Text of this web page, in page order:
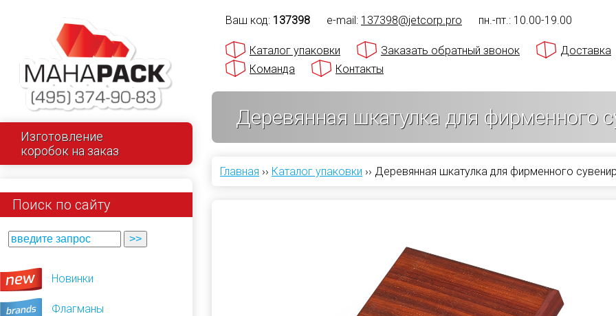
Изготовление
коробок на заказ
Поиск по сайту
Новинки
Флагманы
Ваш код: 137398 e-mail: 137398@jetcorp.pro пн.-пт.: 10.00-19.00
Каталог упаковки Заказать обратный звонок
Доставка
Команда
Контакты
Деревянная шкатулка для фирменного
Главная ›› Каталог упаковки ›› Деревянная шкатулка для фирменного